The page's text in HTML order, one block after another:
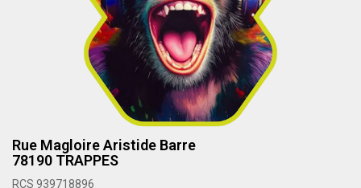
Rue Magloire Aristide Barre
78190 TRAPPES
RCS 939718896